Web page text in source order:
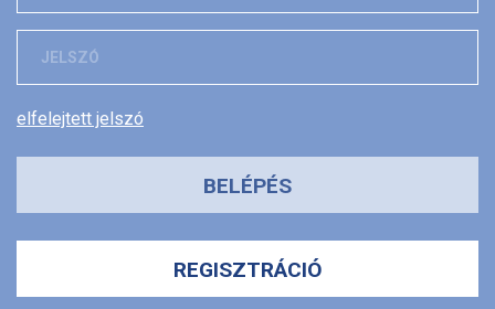
elfelejtett jelszó
BELÉPÉS
REGISZTRÁCIÓ